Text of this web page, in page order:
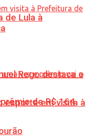
Rego destaca o
esporte em visita à
de Lula à
de R$ 164